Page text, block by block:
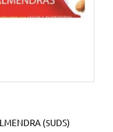
(5UDS)